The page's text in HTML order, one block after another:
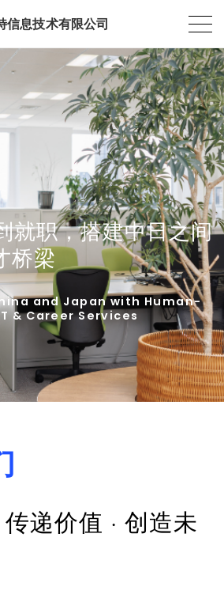
信息技术有限公司
就职，搭建中日之间
桥梁
and Japan with Human-
& Career Services
递价值 · 创造未